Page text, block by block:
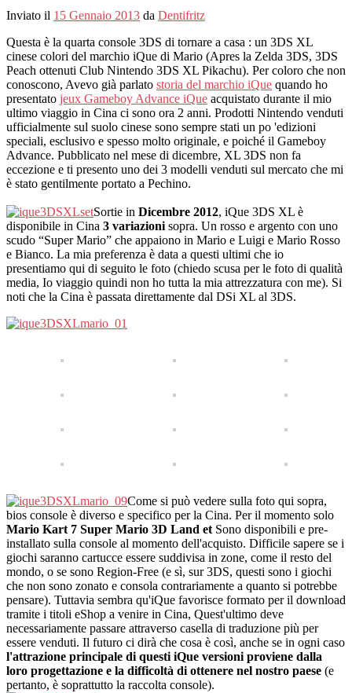
Inviato il 15 Gennaio 2013 da Dentifritz
Questa è la quarta console 3DS di tornare a casa : un 3DS XL
cinese colori del marchio iQue di Mario (Apres la Zelda 3DS, 3DS
Peach ottenuti Club Nintendo 3DS XL Pikachu). Per coloro che non
conoscono, Avevo già parlato storia del marchio iQue quando ho
presentato jeux Gameboy Advance iQue acquistato durante il mio
ultimo viaggio in Cina ci sono ora 2 anni. Prodotti Nintendo venduti
ufficialmente sul suolo cinese sono sempre stati un po 'edizioni
speciali, esclusivo e spesso molto originale, e poiché il Gameboy
Advance. Pubblicato nel mese di dicembre, XL 3DS non fa
eccezione e ti presento uno dei 3 modelli venduti sul mercato che mi
è stato gentilmente portato a Pechino.
Sortie in Dicembre 2012, iQue 3DS XL è
disponibile in Cina 3 variazionisopra. Un rosso e argento con uno
scudo “Super Mario” che appaiono in Mario e Luigi e Mario Rosso
e Bianco. La mia preferenza è data a questi ultimi che io
presentiamo qui di seguito le foto (chiedo scusa per le foto di qualità
media, Io viaggio quindi non ho tutta la mia attrezzatura con me). Si
noti che la Cina è passata direttamente dal DSi XL al 3DS.
Come si può vedere sulla foto qui sopra,
bios console è diverso e specifico per la Cina. Per il momento solo
Mario Kart 7 Super Mario 3D Land etSono disponibili e pre-
installato sulla console al momento dell'acquisto. Difficile sapere se i
giochi saranno cartucce essere suddivisa in zone, come il resto del
mondo, o se sono Region-Free (e sì, sur 3DS, questi sono i giochi
che non sono zonato e consola contrariamente a quanto si potrebbe
pensare). Tuttavia sembra qu'iQue favorisce formato per il download
tramite i titoli eShop a venire in Cina, Quest'ultimo deve
necessariamente passare attraverso casella di traduzione più per
essere venduti. Il futuro ci dirà che cosa è così, anche se in ogni caso
l'attrazione principale di questi iQue versioni proviene dalla
loro progettazione e la difficoltà di ottenere nel nostro paese (e
pertanto, è soprattutto la raccolta console).